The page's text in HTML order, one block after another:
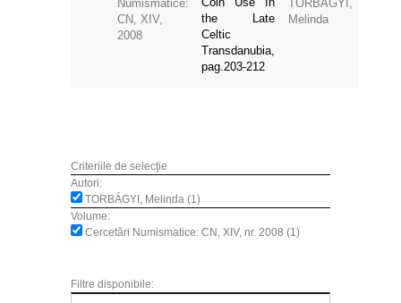
Numismatice:
CN, XIV,
2008
the Late
Celtic
Transdanubia,
pag.203-212
TORBÁGYI,
Melinda
Criteriile de selecţie
Autori:
TORBÁGYI, Melinda (1)
Volume:
Cercetări Numismatice: CN, XIV, nr. 2008 (1)
Filtre disponibile: